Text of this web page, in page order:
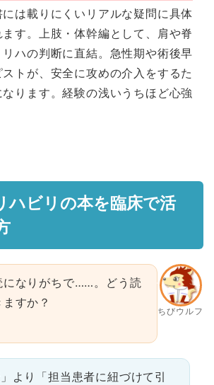
は載りにくいリアルな疑問に具体
す。上肢・体幹編として、肩や脊
ハの判断に直結。急性期や術後早
トが、安全に攻めの介入をするた
ります。経験の浅いうちほど心強
ハビリの本を臨床で活
ちびウルフ
になりがちで……。どう読
すか？
」より「担当患者に紐づけて引